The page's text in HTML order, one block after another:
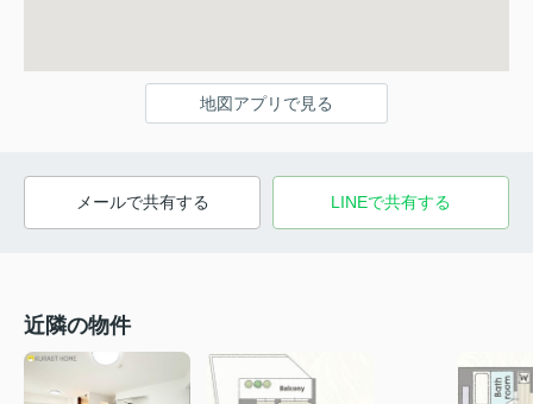
地図アプリで見る
メールで共有する LINEで共有する
近隣の物件